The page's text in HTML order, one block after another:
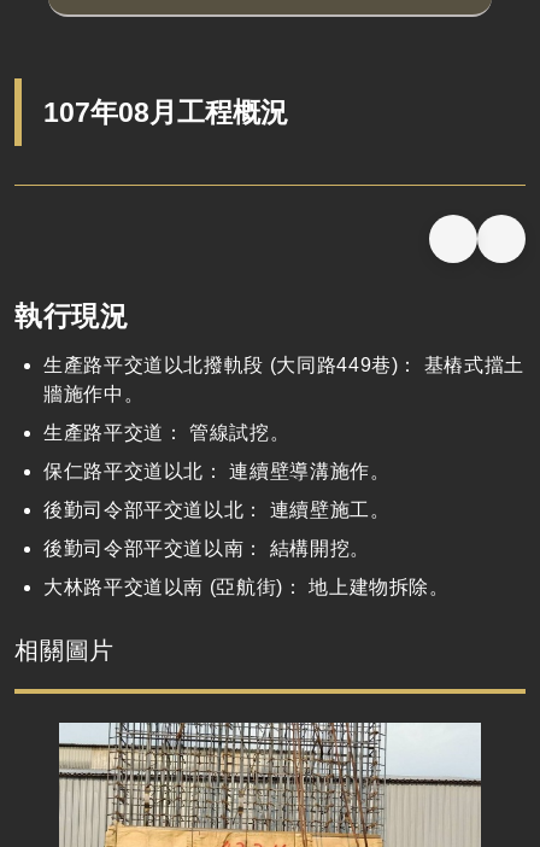
107年08月工程概況
執行現況
生產路平交道以北撥軌段 (大同路449巷)： 基樁式擋土
牆施作中。
生產路平交道： 管線試挖。
保仁路平交道以北： 連續壁導溝施作。
後勤司令部平交道以北： 連續壁施工。
後勤司令部平交道以南： 結構開挖。
大林路平交道以南 (亞航街)： 地上建物拆除。
相關圖片